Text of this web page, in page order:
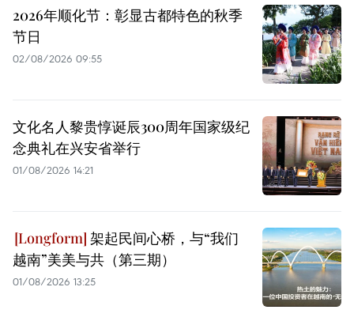
2026年顺化节：彰显古都特色的秋季
节日
02/08/2026 09:55
文化名人黎贵惇诞辰300周年国家级纪
念典礼在兴安省举行
01/08/2026 14:21
架起民间心桥，与“我们
越南”美美与共（第三期）
01/08/2026 13:25